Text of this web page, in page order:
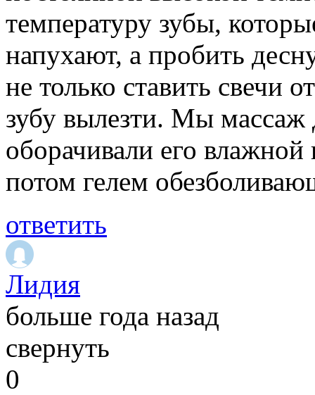
температуру зубы,
напухают, а пробить
не только ставить свечи
зубу вылезти. Мы массаж
оборачивали его
потом гелем
ответить
Лидия
больше года назад
свернуть
0